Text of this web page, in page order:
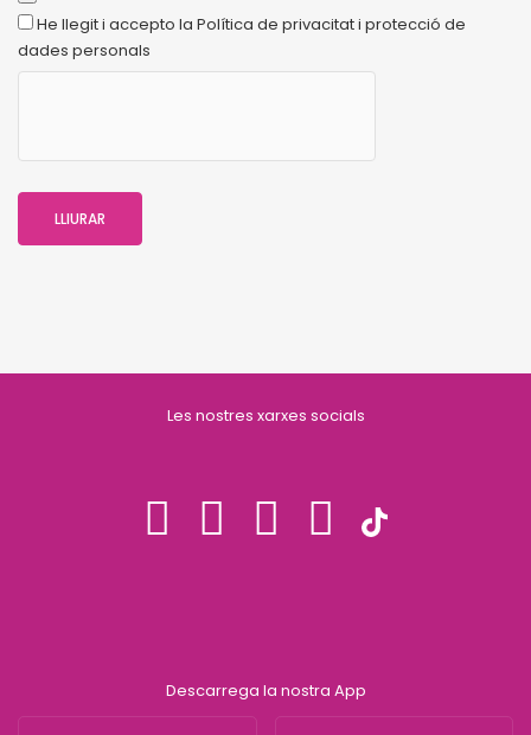
He llegit i accepto la Política de privacitat i protecció de
dades personals
Les nostres xarxes socials
Descarrega la nostra App